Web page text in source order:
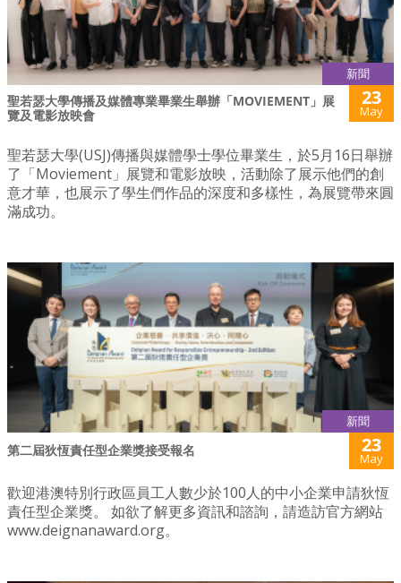
新聞
聖若瑟大學傳播及媒體專業畢業生舉辦「MOVIEMENT」展
覽及電影放映會
23
May
聖若瑟大學(USJ)傳播與媒體學士學位畢業生，於5月16日舉辦
了「Moviement」展覽和電影放映，活動除了展示他們的創
意才華，也展示了學生們作品的深度和多樣性，為展覽帶來圓
滿成功。
新聞
第二屆狄恆責任型企業獎接受報名 23
May
歡迎港澳特別行政區員工人數少於100人的中小企業申請狄恆
責任型企業獎。 如欲了解更多資訊和諮詢，請造訪官方網站
www.deignanaward.org。